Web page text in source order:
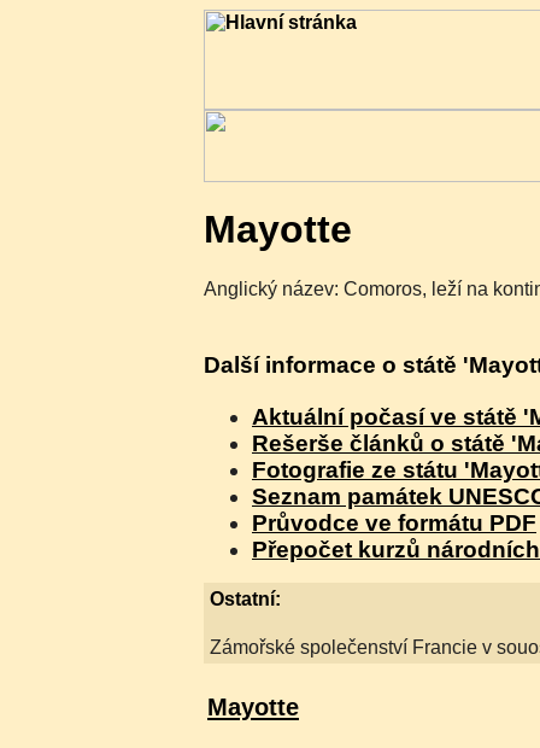
Mayotte
Anglický název: Comoros, leží na
Další informace o státě
Aktuální počasí ve státě
Rešerše článků o státě
Fotografie ze státu
Seznam památek
Průvodce ve formátu PDF
Přepočet kurzů
Ostatní:
Zámořské společenství Francie v
Mayotte